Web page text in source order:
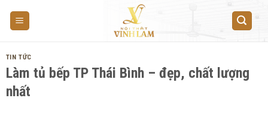
TIN TỨC
Làm tủ bếp TP Thái Bình – đẹp, chất lượng
nhất